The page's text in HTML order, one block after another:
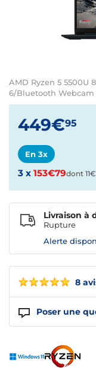
AMD Ryzen 5 5500U
6/Bluetooth Webcam
8
Poser une
449€95
En 3x
3 x 153€79dont
Livraison à
Rupture
Alerte